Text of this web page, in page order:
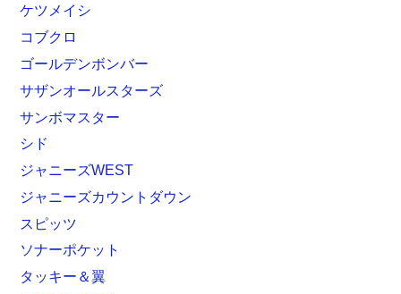
ケツメイシ
コブクロ
ゴールデンボンバー
サザンオールスターズ
サンボマスター
シド
ジャニーズWEST
ジャニーズカウントダウン
スピッツ
ソナーポケット
タッキー＆翼